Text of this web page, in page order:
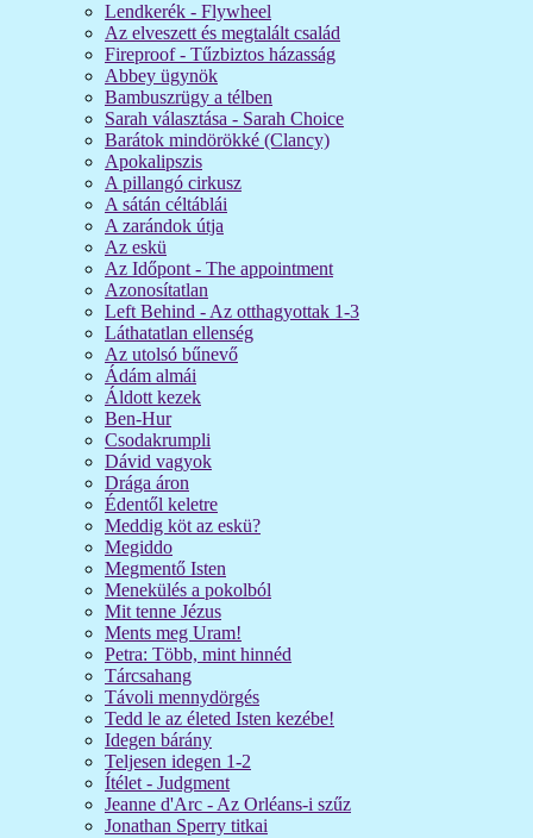
Lendkerék - Flywheel
Az elveszett és megtalált család
Fireproof - Tűzbiztos házasság
Abbey ügynök
Bambuszrügy a télben
Sarah választása - Sarah Choice
Barátok mindörökké (Clancy)
Apokalipszis
A pillangó cirkusz
A sátán céltáblái
A zarándok útja
Az eskü
Az Időpont - The appointment
Azonosítatlan
Left Behind - Az otthagyottak 1-3
Láthatatlan ellenség
Az utolsó bűnevő
Ádám almái
Áldott kezek
Ben-Hur
Csodakrumpli
Dávid vagyok
Drága áron
Édentől keletre
Meddig köt az eskü?
Megiddo
Megmentő Isten
Menekülés a pokolból
Mit tenne Jézus
Ments meg Uram!
Petra: Több, mint hinnéd
Tárcsahang
Távoli mennydörgés
Tedd le az életed Isten kezébe!
Idegen bárány
Teljesen idegen 1-2
Ítélet - Judgment
Jeanne d'Arc - Az Orléans-i szűz
Jonathan Sperry titkai